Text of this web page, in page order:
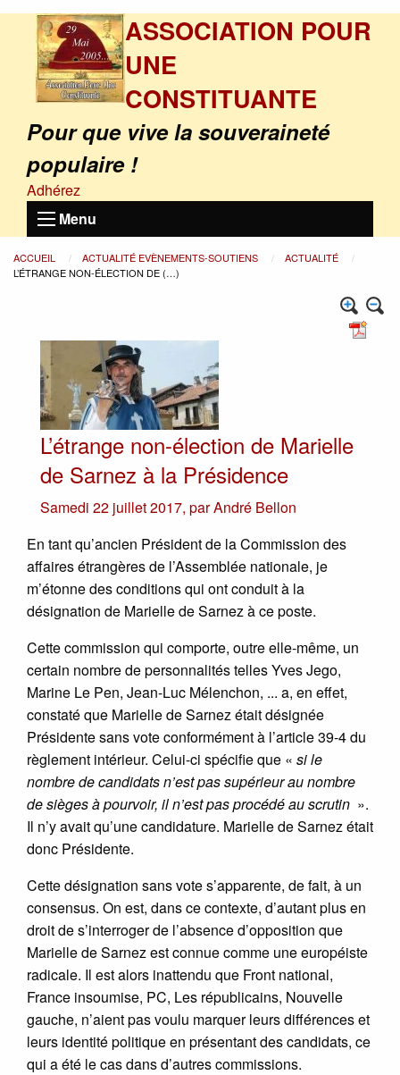
ASSOCIATION POUR
UNE
CONSTITUANTE
Pour que vive la souveraineté
populaire !
Adhérez
Menu
ACCUEIL ACTUALITÉ EVÈNEMENTS-SOUTIENS
ACTUALITÉ
L’ÉTRANGE NON-ÉLECTION DE (…)
L’étrange non-élection de Marielle
de Sarnez à la Présidence
Samedi 22 juillet 2017, parAndré Bellon
En tant qu’ancien Président de la Commission des
affaires étrangères de l’Assemblée nationale, je
m’étonne des conditions qui ont conduit à la
désignation de Marielle de Sarnez à ce poste.
Cette commission qui comporte, outre elle-même, un
certain nombre de personnalités telles Yves Jego,
Marine Le Pen, Jean-Luc Mélenchon, ... a, en effet,
constaté que Marielle de Sarnez était désignée
Présidente sans vote conformément à l’article 39-4 du
règlement intérieur. Celui-ci spécifie que « si le
nombre de candidats n’est pas supérieur au nombre
de sièges à pourvoir, il n’est pas procédé au scrutin ».
Il n’y avait qu’une candidature. Marielle de Sarnez était
donc Présidente.
Cette désignation sans vote s’apparente, de fait, à un
consensus. On est, dans ce contexte, d’autant plus en
droit de s’interroger de l’absence d’opposition que
Marielle de Sarnez est connue comme une européiste
radicale. Il est alors inattendu que Front national,
France insoumise, PC, Les républicains, Nouvelle
gauche, n’aient pas voulu marquer leurs différences et
leurs identité politique en présentant des candidats, ce
qui a été le cas dans d’autres commissions.